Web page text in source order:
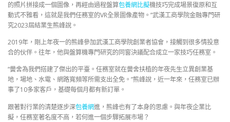
的照片拼接成一個圖像，再經由過程盤算包養網比擬機技巧完成場景復原和互
動式不雅看，這就是我們任務室的VR全景圖像產物。”武漢工商學院金融專門研
究2023屆結業生熊峰說。
2019年，剛上年夜一的熊峰參加武漢工商學院創業者協會，接觸到很多情投意
合的伙伴。往年，他與盤算機專門研究的同窗決議配合成立一家技巧任務室。
“黌舍為我們搭建了傑出的平臺。任務室就在黌舍扶植的年夜先生立異創業基
地，場地、水電、網路寬頻等所需支出全免。”熊峰說，近一年來，任務室已辦
事了10多家客戶，基礎每個月都有新訂單。
跟著對行業的清楚逐步深包養網進，熊峰也有了本身的思慮。與年夜企業比
擬，任務室著名度不高，若何進一個步驟拓展市場？